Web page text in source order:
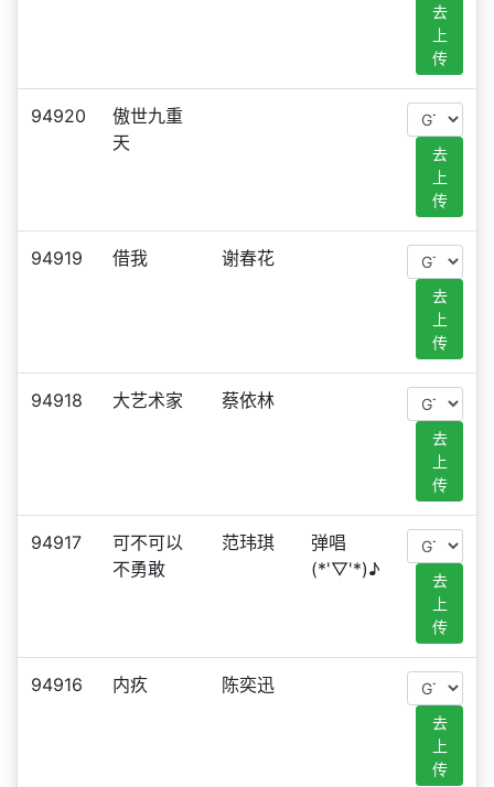
去
上
传
94920
傲世九重
天
去
上
传
94919 借我 谢春花
去
上
传
94918 大艺术家 蔡依林
去
上
传
94917
可不可以
不勇敢
范玮琪
弹唱
(*'▽'*)♪
去
上
传
94916 内疚 陈奕迅
去
上
传